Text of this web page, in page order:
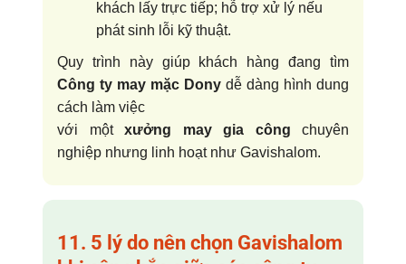
khách lấy trực tiếp; hỗ trợ xử lý nếu
phát sinh lỗi kỹ thuật.
Quy trình này giúp khách hàng đang tìm
Công ty may mặc Dony dễ dàng hình dung
cách làm việc
với một xưởng may gia công chuyên
nghiệp nhưng linh hoạt như Gavishalom.
11. 5 lý do nên chọn Gavishalom